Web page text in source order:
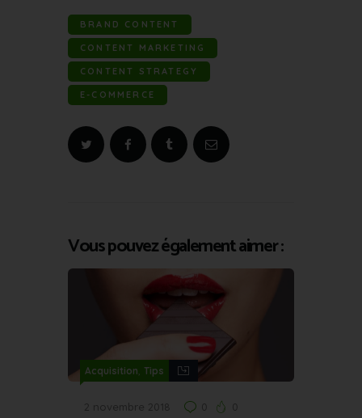
BRAND CONTENT
CONTENT MARKETING
CONTENT STRATEGY
E-COMMERCE
Vous pouvez également aimer :
Acquisition, Tips
2 novembre 2018 0 0